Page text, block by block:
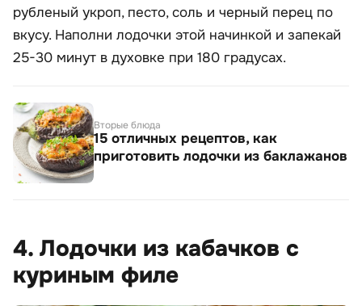
рубленый укроп, песто, соль и черный перец по
вкусу. Наполни лодочки этой начинкой и запекай
25-30 минут в духовке при 180 градусах.
Вторые блюда
15 отличных рецептов, как
приготовить лодочки из баклажанов
4. Лодочки из кабачков с
куриным филе